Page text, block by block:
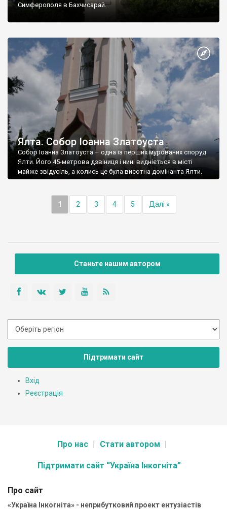
Симферополя в Бахчисарай.
Ялта. Собор Іоанна Златоуста
Собор Іоанна Златоуста – одна із перших мурованих споруд
Ялти. Його 45-метрова дзвіниця і нині видніється в місті
майже звідусіль, а колись це була висотна домінанта Ялти.
1 2 3 4 5 Далі »
Станьте нашим автором
Підтримати сайт
Вхід
Реєстрація
Про нас Стати автором
Підтримати сайт “Україна Інкогніта”
Про сайт
«Україна Інкогніта» - неприбутковий проект ентузіастів